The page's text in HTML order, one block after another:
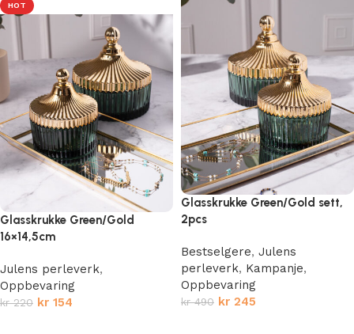
HOT
Glasskrukke Green/Gold
16×14,5cm
Julens perleverk,
Oppbevaring
kr220 kr 154
Glasskrukke Green/Gold sett,
2pcs
Bestselgere, Julens
perleverk, Kampanje,
Oppbevaring
kr490 kr 245